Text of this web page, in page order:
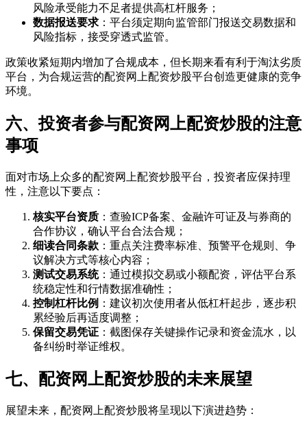
风险承受能力不足者提供高杠杆服务；
数据报送要求 ：平台须定期向监管部门报送交易数据和
风险指标，接受穿透式监管。
政策收紧短期内增加了合规成本，但长期来看有利于淘汰劣质
平台，为合规运营的配资网上配资炒股平台创造更健康的竞争
环境。
六、投资者参与配资网上配资炒股的注意
事项
面对市场上众多的配资网上配资炒股平台，投资者应保持理
性，注意以下要点：
核实平台资质 ：查验ICP备案、金融许可证及与券商的
合作协议，确认平台合法合规；
细读合同条款 ：重点关注费率标准、预警平仓规则、争
议解决方式等核心内容；
测试交易系统：通过模拟交易或小额配资，评估平台系
统稳定性和行情数据准确性；
控制杠杆比例 ：建议初次使用者从低杠杆起步，逐步积
累经验后再适度调整；
保留交易凭证 ：截图保存关键操作记录和资金流水，以
备纠纷时举证维权。
七、配资网上配资炒股的未来展望
展望未来，配资网上配资炒股将呈现以下演进趋势：